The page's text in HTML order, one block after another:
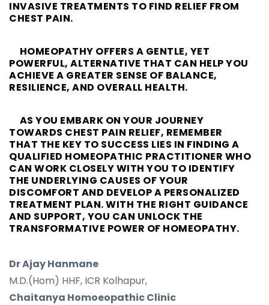
INVASIVE TREATMENTS TO FIND RELIEF FROM
CHEST PAIN.
HOMEOPATHY OFFERS A GENTLE, YET
POWERFUL, ALTERNATIVE THAT CAN HELP YOU
ACHIEVE A GREATER SENSE OF BALANCE,
RESILIENCE, AND OVERALL HEALTH.
AS YOU EMBARK ON YOUR JOURNEY
TOWARDS CHEST PAIN RELIEF, REMEMBER
THAT THE KEY TO SUCCESS LIES IN FINDING A
QUALIFIED HOMEOPATHIC PRACTITIONER WHO
CAN WORK CLOSELY WITH YOU TO IDENTIFY
THE UNDERLYING CAUSES OF YOUR
DISCOMFORT AND DEVELOP A PERSONALIZED
TREATMENT PLAN. WITH THE RIGHT GUIDANCE
AND SUPPORT, YOU CAN UNLOCK THE
TRANSFORMATIVE POWER OF HOMEOPATHY.
Dr Ajay Hanmane
M.D.(Hom) HHF, ICR Kolhapur,
Chaitanya Homoeopathic Clinic